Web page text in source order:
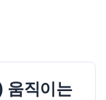
움직이는